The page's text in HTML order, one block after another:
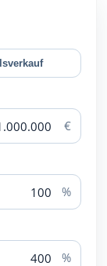
€
%
%